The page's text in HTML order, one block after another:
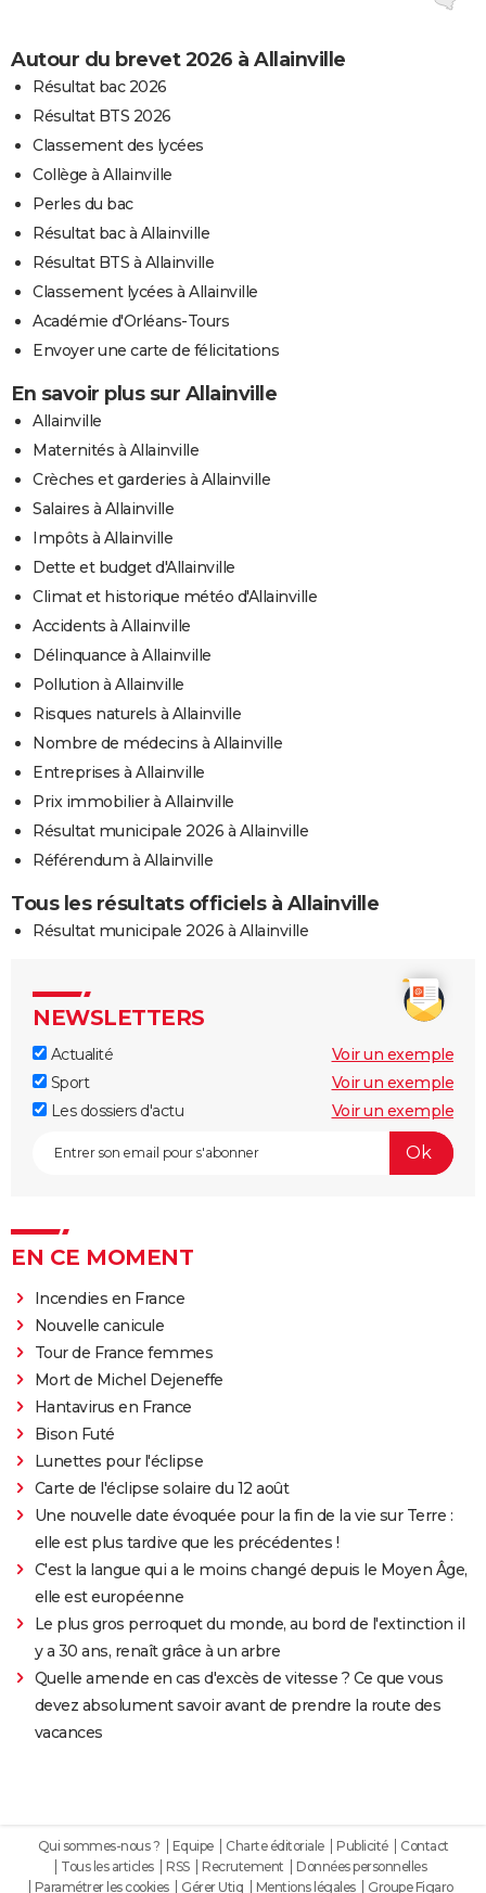
Autour du brevet 2026 à Allainville
Résultat bac 2026
Résultat BTS 2026
Classement des lycées
Collège à Allainville
Perles du bac
Résultat bac à Allainville
Résultat BTS à Allainville
Classement lycées à Allainville
Académie d'Orléans-Tours
Envoyer une carte de félicitations
En savoir plus sur Allainville
Allainville
Maternités à Allainville
Crèches et garderies à Allainville
Salaires à Allainville
Impôts à Allainville
Dette et budget d'Allainville
Climat et historique météo d'Allainville
Accidents à Allainville
Délinquance à Allainville
Pollution à Allainville
Risques naturels à Allainville
Nombre de médecins à Allainville
Entreprises à Allainville
Prix immobilier à Allainville
Résultat municipale 2026 à Allainville
Référendum à Allainville
Tous les résultats officiels à Allainville
Résultat municipale 2026 à Allainville
NEWSLETTERS
Actualité
Voir un exemple
Sport
Voir un exemple
Les dossiers d'actu
Voir un exemple
EN CE MOMENT
Incendies en France
Nouvelle canicule
Tour de France femmes
Mort de Michel Dejeneffe
Hantavirus en France
Bison Futé
Lunettes pour l'éclipse
Carte de l'éclipse solaire du 12 août
Une nouvelle date évoquée pour la fin de la vie sur Terre :
elle est plus tardive que les précédentes !
C'est la langue qui a le moins changé depuis le Moyen Âge,
elle est européenne
Le plus gros perroquet du monde, au bord de l'extinction il
y a 30 ans, renaît grâce à un arbre
Quelle amende en cas d'excès de vitesse ? Ce que vous
devez absolument savoir avant de prendre la route des
vacances
Qui sommes-nous ? Equipe Charte éditoriale Publicité
Contact
Tous les articles
RSS Recrutement
Données personnelles
Paramétrer les cookies
Gérer Utiq Mentions légales Groupe Figaro